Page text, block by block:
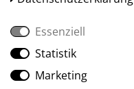
Social Media
Essenziell
Statistik
Marketing